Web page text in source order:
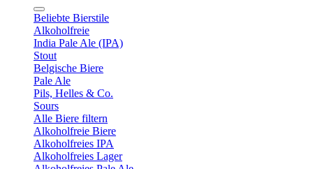
Beliebte Bierstile
Alkoholfreie
India Pale Ale (IPA)
Stout
Belgische Biere
Pale Ale
Pils, Helles & Co.
Sours
Alle Biere filtern
Alkoholfreie Biere
Alkoholfreies IPA
Alkoholfreies Lager